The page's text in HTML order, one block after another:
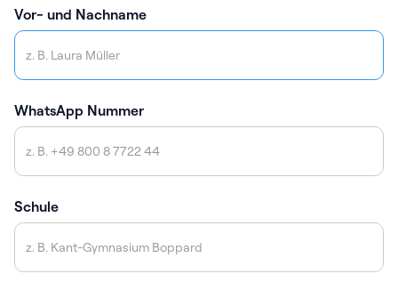
Vor- und Nachname
WhatsApp Nummer
Schule